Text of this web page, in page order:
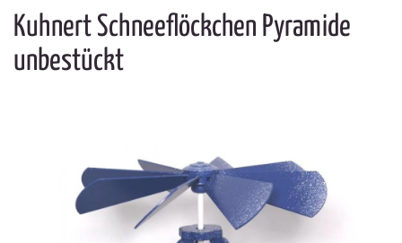
Kuhnert Schneeflöckchen Pyramide
unbestückt